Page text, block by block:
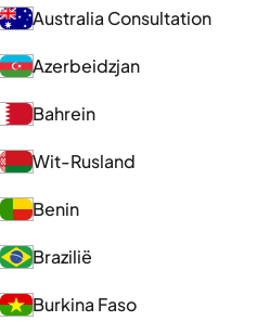
Australia Consultation
Azerbeidzjan
Bahrein
Wit-Rusland
Benin
Brazilië
Burkina Faso